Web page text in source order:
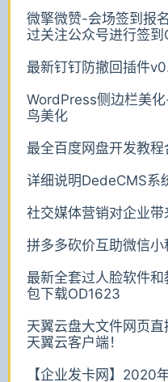
微擎微赞-会场签到报
过关注公众号进行签到
最新钉钉防撤回插件
WordPress侧边栏美
鸟美化
最全百度网盘开发教程
详细说明DedeCMS系
社交媒体营销对企业带
拼多多砍价互助微信
最新全套过人脸软件
包下载OD1623
天翼云盘大文件网页
天翼云客户端！
【企业发卡网】2020